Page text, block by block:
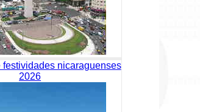
nicaraguenses
2026